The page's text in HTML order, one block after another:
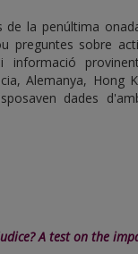
de la penúltima
preguntes sobre
informació
Alemanya, Hong
dades
A test on the